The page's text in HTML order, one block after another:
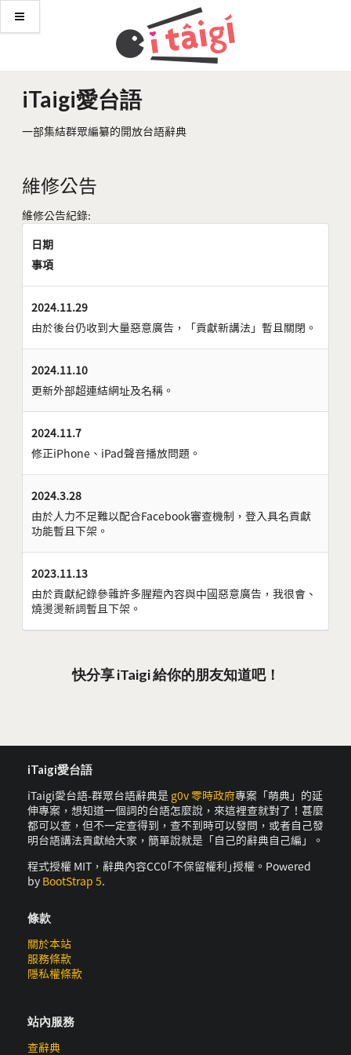
iTaigi愛台語
一部集結群眾編纂的開放台語辭典
維修公告
維修公告紀錄:
日期
事項
2024.11.29
由於後台仍收到大量惡意廣告，「貢獻新講法」暫且關閉。
2024.11.10
更新外部超連結網址及名稱。
2024.11.7
修正iPhone、iPad聲音播放問題。
2024.3.28
由於人力不足難以配合Facebook審查機制，登入具名貢獻
功能暫且下架。
2023.11.13
由於貢獻紀錄參雜許多腥羶內容與中國惡意廣告，我很會、
燒燙燙新詞暫且下架。
快分享 iTaigi 給你的朋友知道吧！
iTaigi愛台語
iTaigi愛台語-群眾台語辭典是 g0v 零時政府專案「萌典」的延
伸專案，想知道一個詞的台語怎麼說，來這裡查就對了！甚麼
都可以查，但不一定查得到，查不到時可以發問，或者自己發
明台語講法貢獻給大家，簡單說就是「自己的辭典自己編」。
程式授權 MIT，辭典內容CC0｢不保留權利｣授權。Powered
by BootStrap 5.
條款
關於本站
服務條款
隱私權條款
站內服務
查辭典